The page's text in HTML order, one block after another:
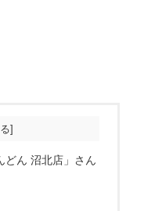
どん 沼北店」さん